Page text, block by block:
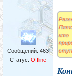
Сообщений: 463
Статус: Offline
кто